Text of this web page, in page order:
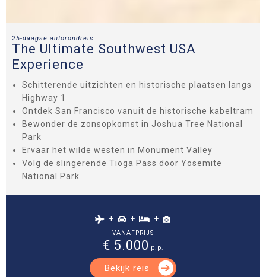
25-daagse autorondreis
The Ultimate Southwest USA
Experience
Schitterende uitzichten en historische plaatsen langs
Highway 1
Ontdek San Francisco vanuit de historische kabeltram
Bewonder de zonsopkomst in Joshua Tree National
Park
Ervaar het wilde westen in Monument Valley
Volg de slingerende Tioga Pass door Yosemite
National Park
+ + +
VANAFPRIJS
€ 5.000 p.p.
Bekijk reis